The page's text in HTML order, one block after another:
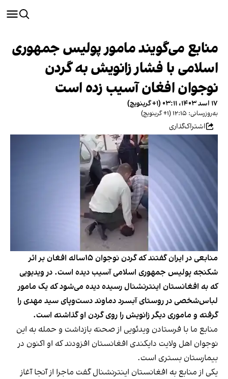
منابع می‌گویند مامور پولیس جمهوری
اسلامی با فشار زانویش به گردن
نوجوان افغان آسیب زده است
۱۷ اسد ۱۴۰۳، ۰۳:۱۱ (‎+۱ گرینویچ)
به‌روزرسانی: ۱۲:۱۵ (‎+۱ گرینویچ)
اشتراک‌گذاری
منابعی در ایران گفتند که گردن نوجوان ۱۵ساله افغان بر اثر
شکنجه پولیس جمهوری اسلامی آسیب دیده‌ است. در ویدیویی
که به افغانستان اینترنشنال رسیده دیده می‌شود که یک مامور
لباس‌شخصی در روستای آبسرد دماوند دست‌وپای سید مهدی را
گرفته و ماموری دیگر زانویش را روی گردن او گذاشته است.
منابع ما با فرستادن ویدئویی از صحنه بازداشت و حمله به این
نوجوان اهل ولایت دایکندی افغانستان افزودند که او اکنون در
بیمارستان بستری است.
یکی از منابع به افغانستان اینترنشنال گفت ماجرا از آنجا آغاز